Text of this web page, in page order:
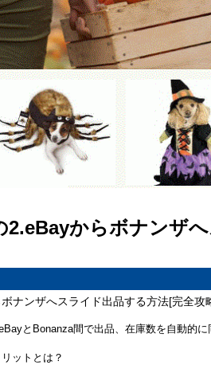
2.eBayからボナンザ
ナンザへスライド出品する方法[完全攻
とBonanza間で出品、在庫数を自動的
ットとは？